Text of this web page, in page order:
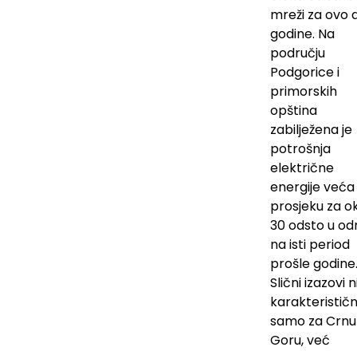
mreži za ovo
godine. Na
području
Podgorice i
primorskih
opština
zabilježena je
potrošnja
električne
energije veća
prosjeku za
30 odsto u
na isti period
prošle godine.
Slični izazovi
samo za Crnu
Goru, već